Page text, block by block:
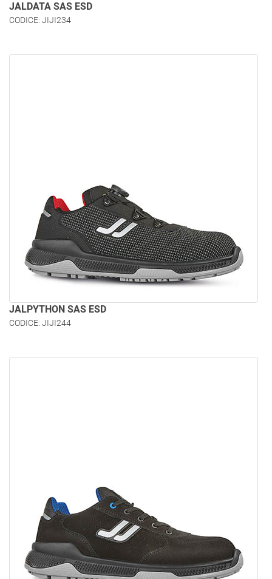
JALDATA SAS ESD
CODICE: JIJI234
JALPYTHON SAS ESD
CODICE: JIJI244